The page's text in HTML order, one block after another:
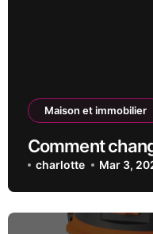
Maison et immobilier
Comment
charlotte Mar 3,